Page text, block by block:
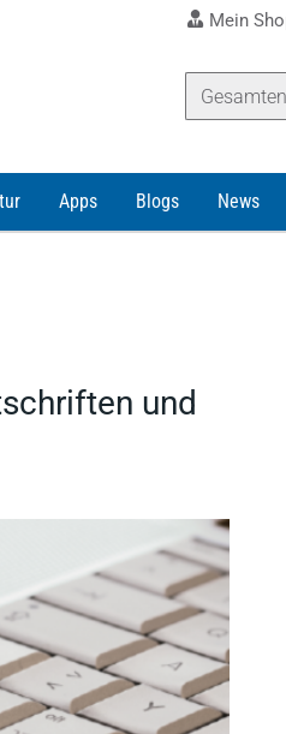
Mein
Apps Blogs News
und